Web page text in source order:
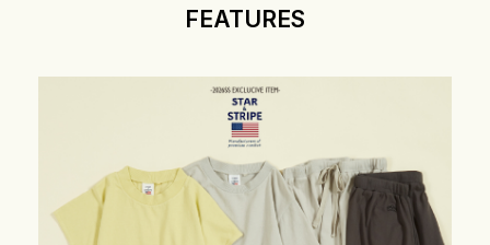
FEATURES